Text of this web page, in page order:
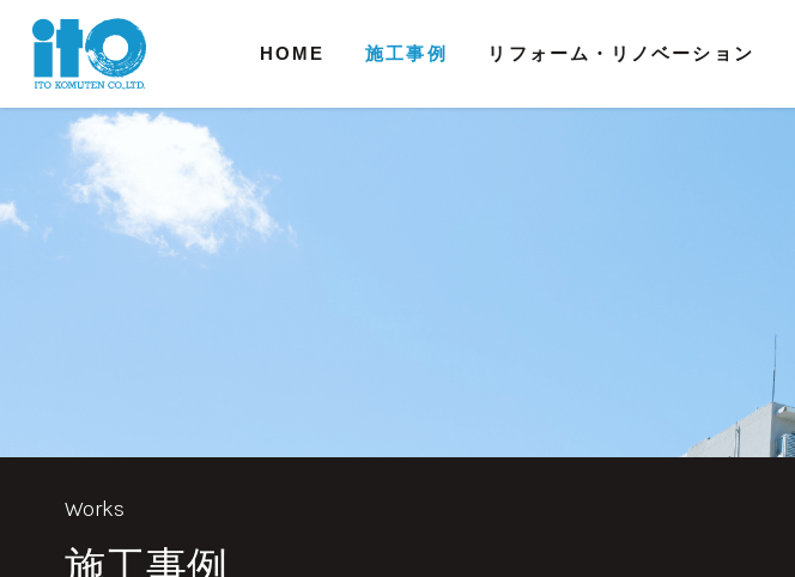
HOME 施工事例 リフォーム・リノベーション
Works
施工事例